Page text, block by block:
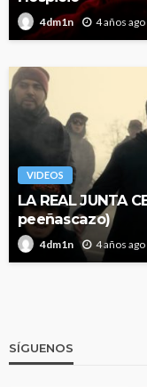
4dm1n 4 años ago
VIDEOS
LA REAL JUNTA
peeñascazo)
4dm1n 4 años ago
SÍGUENOS